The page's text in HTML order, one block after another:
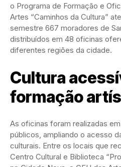
o Programa de Formação e
Artes “Caminhos da Cultura”
semestre 667 moradores de
distribuídos em 48 oficinas
diferentes regiões da cidade.
Cultura
formação
As oficinas foram realizadas
públicos, ampliando o acesso
culturais. Entre os locais que
Centro Cultural e Biblioteca